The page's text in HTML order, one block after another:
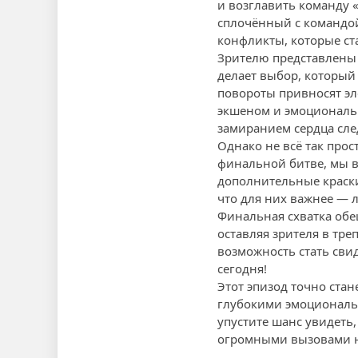
и возглавить команду
сплочённый с
конфликты, которые
Зрителю
делает выбор,
повороты привносят
экшеном и
замиранием сердца
Однако не всё так
финальной битве, мы
дополнительные
что для них важнее —
Финальная схватка
оставляя зрителя в
возможность стать
сегодня!
Этот эпизод точно
глубокими
упустите шанс
огромными вызовами